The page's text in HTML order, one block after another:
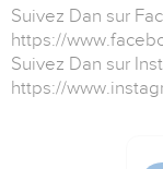
Suivez Dan sur
https://
Suivez Dan sur
https://